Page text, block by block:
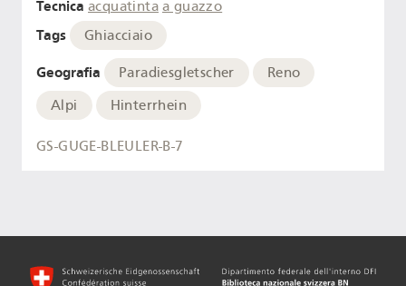
Tecnica acquatinta a guazzo
Tags Ghiacciaio
Geografia Paradiesgletscher
Reno
Alpi
Hinterrhein
GS-GUGE-BLEULER-B-7